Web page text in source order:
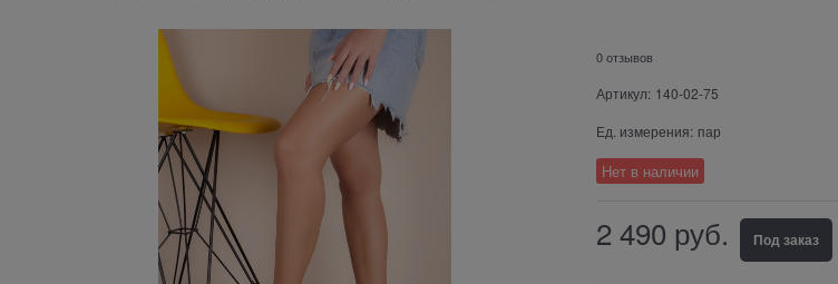
0 отзывов
Артикул: 140-02-75
Ед. измерения: пар
Нет в наличии
2 490 руб. Под заказ